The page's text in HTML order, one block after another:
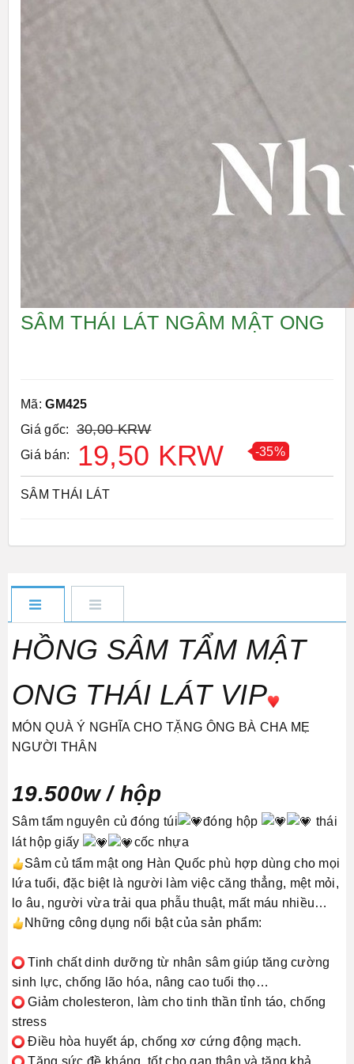
SÂM THÁI LÁT NGÂM MẬT ONG
Mã:GM425
Giá gốc:
30,00 KRW
Giá bán: 19,50 KRW -35%
SÂM THÁI LÁT
HỒNG SÂM TẨM MẬT
ONG THÁI LÁT VIP
MÓN QUÀ Ý NGHĨA CHO TẶNG ÔNG BÀ CHA MẸ
NGƯỜI THÂN
19.500w / hộp
Sâm tẩm nguyên củ đóng túi đóng hộp
thái
lát hộp giấy
cốc nhựa
Sâm củ tẩm mật ong Hàn Quốc phù hợp dùng cho mọi
lứa tuổi, đặc biệt là người làm việc căng thẳng, mệt mỏi,
lo âu, người vừa trải qua phẫu thuật, mất máu nhiều…
Những công dụng nổi bật của sản phẩm:
Tinh chất dinh dưỡng từ nhân sâm giúp tăng cường
sinh lực, chống lão hóa, nâng cao tuổi thọ…
Giảm cholesteron, làm cho tinh thần tỉnh táo, chống
stress
Điều hòa huyết áp, chống xơ cứng động mạch.
Tăng sức đề kháng, tốt cho gan thận và tăng khả